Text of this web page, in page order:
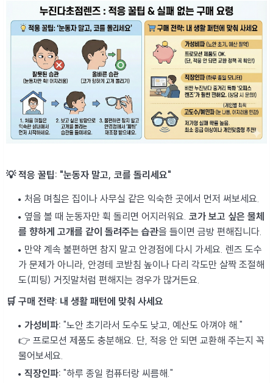
💡 적응 꿀팁: "눈동자 말고, 코를 돌리세요"
처음 며칠은 집이나 사무실 같은 익숙한 곳에서 먼저 써보세요.
옆을 볼 때 눈동자만 휙 돌리면 어지러워요. 코가 보고 싶은 물체
를 향하게 고개를 같이 돌려주는 습관을 들이면 금방 편해집니다.
만약 계속 불편하면 참지 말고 안경점에 다시 가세요. 렌즈 도수
가 문제가 아니라, 안경테 코받침 높이나 다리 각도만 살짝 조절해
도(피팅) 거짓말처럼 편해지는 경우가 많거든요.
🛒 구매 전략: 내 생활 패턴에 맞춰 사세요
가성비파: "노안 초기라서 도수도 낮고, 예산도 아껴야 해."
👉 프로모션 제품도 충분해요. 단, 적응 안 되면 교환해 주는지 꼭
물어보세요.
직장인파: "하루 종일 컴퓨터랑 씨름해."